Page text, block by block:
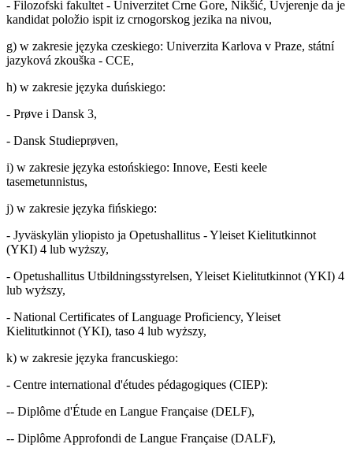
- Filozofski fakultet - Univerzitet Crne Gore, Nikšić, Uvjerenje da je
kandidat položio ispit iz crnogorskog jezika na nivou,
g) w zakresie języka czeskiego: Univerzita Karlova v Praze, státní
jazyková zkouška - CCE,
h) w zakresie języka duńskiego:
- Prøve i Dansk 3,
- Dansk Studieprøven,
i) w zakresie języka estońskiego: Innove, Eesti keele
tasemetunnistus,
j) w zakresie języka fińskiego:
- Jyväskylän yliopisto ja Opetushallitus - Yleiset Kielitutkinnot
(YKI) 4 lub wyższy,
- Opetushallitus Utbildningsstyrelsen, Yleiset Kielitutkinnot (YKI) 4
lub wyższy,
- National Certificates of Language Proficiency, Yleiset
Kielitutkinnot (YKI), taso 4 lub wyższy,
k) w zakresie języka francuskiego:
- Centre international d'études pédagogiques (CIEP):
-- Diplôme d'Étude en Langue Française (DELF),
-- Diplôme Approfondi de Langue Française (DALF),